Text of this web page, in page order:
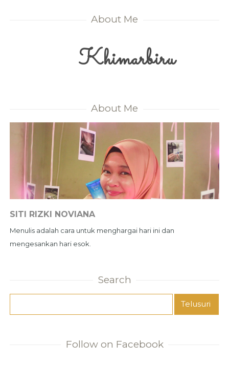
About Me
Khimarbiru
About Me
SITI RIZKI NOVIANA
Menulis adalah cara untuk menghargai hari ini dan
mengesankan hari esok.
Search
Follow on Facebook